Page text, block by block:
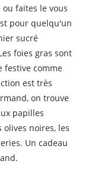
faites le vous
pour quelqu'un
sucré
foies gras sont
festive comme
est très
on trouve
papilles
olives noires, les
Un cadeau